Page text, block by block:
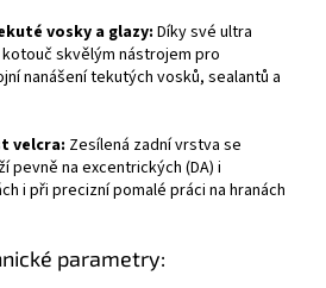
vosky a glazy: Díky své ultra
skvělým nástrojem pro
nanášení tekutých vosků, sealantů a
velcra: Zesílená zadní vrstva se
pevně na excentrických (DA) i
i při precizní pomalé práci na hranách
parametry: